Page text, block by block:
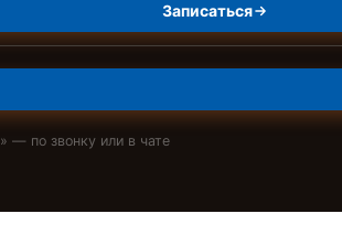
Записаться
» — по звонку или в чате